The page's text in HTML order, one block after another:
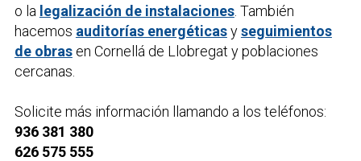
o la legalización de instalaciones. También
hacemos auditorías energéticasyseguimientos
de obrasen Cornellá de Llobregat y poblaciones
cercanas.
Solicite más información llamando a los teléfonos:
936 381 380
626 575 555